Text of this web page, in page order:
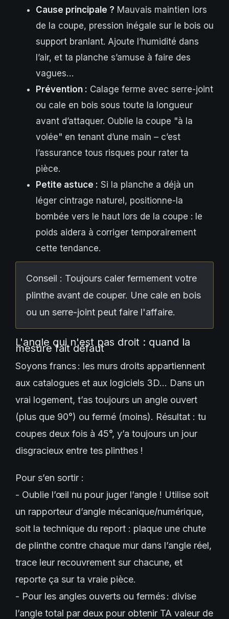
Cause principale ? Mauvais maintien lors
de la coupe, pression inégale sur le bois ou
support branlant. Ajoute l’humidité dans
l’air, et ta planche s’amuse à faire des
vagues…
Prévention : Calage ferme avec serre-joint
ou cale en bois sous toute la longueur
avant d’attaquer. Oublie la coupe "à la
volée" en tenant d’une main – c’est
l’assurance tous risques pour rater ta
pièce.
Petite astuce : Si la planche a déjà un
léger cintrage naturel, positionne-la
bombée vers le haut lors de la coupe : le
poids aidera à corriger temporairement
cette tendance.
Conseil : Toujours caler fermement votre
plinthe avant de couper. Une cale en bois
ou un serre-joint peut faire l'affaire.
L'angle qui n'est pas droit : quand la
mesure fait défaut
Soyons francs : les murs droits appartiennent
aux catalogues et aux logiciels 3D… Dans un
vrai logement, t’as toujours un angle ouvert
(plus que 90°) ou fermé (moins). Résultat : tu
coupes deux fois à 45°, y’a toujours un jour
disgracieux entre tes plinthes !
Pour s’en sortir :
- Oublie l’œil nu pour juger l’angle ! Utilise soit
un rapporteur d’angle mécanique/numérique,
soit la technique du report : plaque une chute
de plinthe contre chaque mur dans l’angle réel,
trace leur recouvrement sur chacune, et
reporte ça sur ta vraie pièce.
- Pour les angles ouverts ou fermés : divise
l’angle total par deux pour obtenir TA valeur de